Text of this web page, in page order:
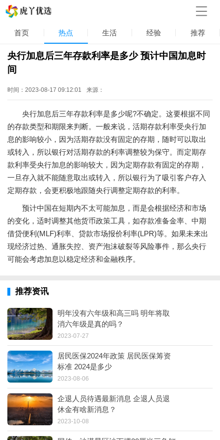
首页 热点 生活 经验 推荐
央行加息后三年存款利率是多少 预计中国加息时
间
时间：2023-08-17 09:12:01 来源：
央行加息后三年存款利率是多少呢?不确定。这要根据不同
的存款类型和期限来判断。一般来说，活期存款利率受央行加
息的影响较小，因为活期存款没有固定的存期，随时可以取出
或转入，所以银行对活期存款的利率调整较为保守。而定期存
款利率受央行加息的影响较大，因为定期存款有固定的存期，
一旦存入就不能随意取出或转入，所以银行为了吸引客户存入
定期存款，会更积极地跟随央行调整定期存款的利率。
预计中国在短期内不太可能加息，而是会根据经济和市场
的变化，适时调整其他货币政策工具，如存款准备金率、中期
借贷便利(MLF)利率、贷款市场报价利率(LPR)等。如果未来出
现经济过热、通胀失控、资产泡沫破裂等风险事件，那么央行
可能会考虑加息以稳定经济和金融秩序。
推荐资讯
明年没有六年级和高三吗 明年将取
消六年级是真的吗？
2023-07-27
居民医保2024年政策 居民医保筹资
标准 2024是多少
2023-08-06
企退人员待遇最新消息 企退人员退
休金有啥新消息？
2023-10-08